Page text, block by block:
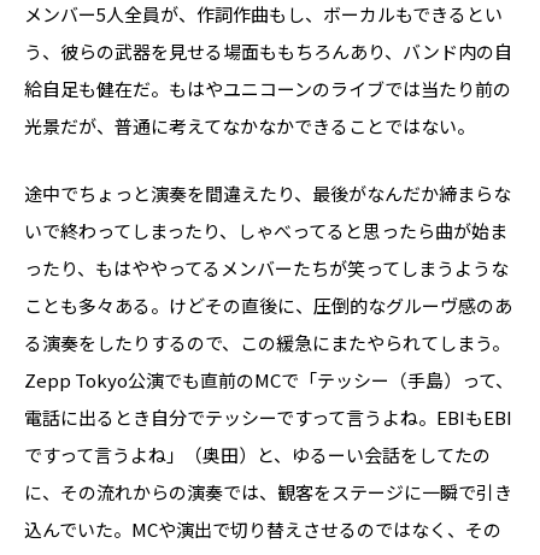
メンバー5人全員が、作詞作曲もし、ボーカルもできるとい
う、彼らの武器を見せる場面ももちろんあり、バンド内の自
給自足も健在だ。もはやユニコーンのライブでは当たり前の
光景だが、普通に考えてなかなかできることではない。
途中でちょっと演奏を間違えたり、最後がなんだか締まらな
いで終わってしまったり、しゃべってると思ったら曲が始ま
ったり、もはややってるメンバーたちが笑ってしまうような
ことも多々ある。けどその直後に、圧倒的なグルーヴ感のあ
る演奏をしたりするので、この緩急にまたやられてしまう。
Zepp Tokyo公演でも直前のMCで「テッシー（手島）って、
電話に出るとき自分でテッシーですって言うよね。EBIもEBI
ですって言うよね」（奥田）と、ゆるーい会話をしてたの
に、その流れからの演奏では、観客をステージに一瞬で引き
込んでいた。MCや演出で切り替えさせるのではなく、その